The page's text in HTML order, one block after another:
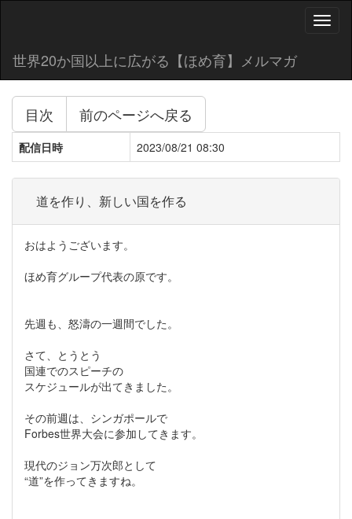
世界20か国以上に広がる【ほめ育】メルマガ
目次 前のページへ戻る
配信日時 2023/08/21 08:30
道を作り、新しい国を作る
おはようございます。
ほめ育グループ代表の原です。
先週も、怒濤の一週間でした。
さて、とうとう
国連でのスピーチの
スケジュールが出てきました。
その前週は、シンガポールで
Forbes世界大会に参加してきます。
現代のジョン万次郎として
“道”を作ってきますね。